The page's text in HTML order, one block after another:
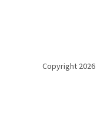
Copyright 2026